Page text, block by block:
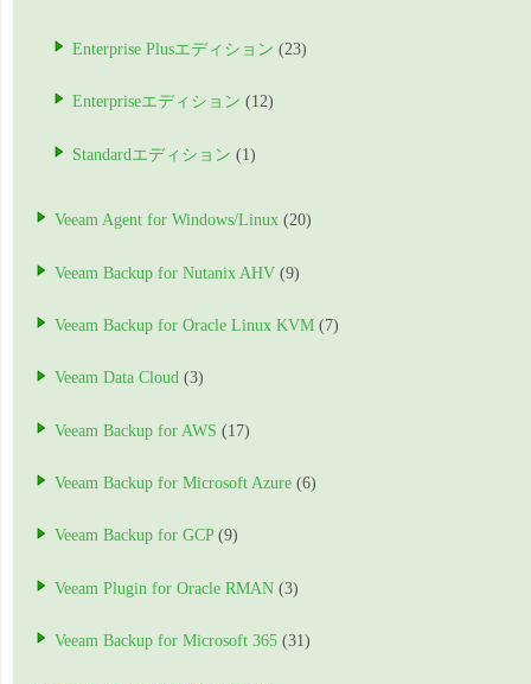
Enterprise Plusエディション (23)
Enterpriseエディション (12)
Standardエディション (1)
Veeam Agent for Windows/Linux (20)
Veeam Backup for Nutanix AHV (9)
Veeam Backup for Oracle Linux KVM (7)
Veeam Data Cloud (3)
Veeam Backup for AWS (17)
Veeam Backup for Microsoft Azure (6)
Veeam Backup for GCP(9)
Veeam Plugin for Oracle RMAN (3)
Veeam Backup for Microsoft 365 (31)